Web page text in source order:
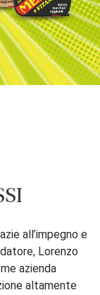
all’impegno e
Lorenzo
azienda
altamente